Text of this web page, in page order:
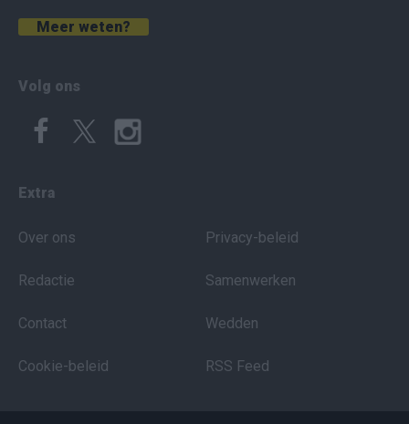
Meer weten?
Volg ons
Extra
Over ons
Redactie
Contact
Cookie-beleid
Privacy-beleid
Samenwerken
Wedden
RSS Feed